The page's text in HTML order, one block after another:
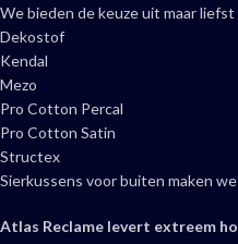
We bieden de keuze uit maar
Dekostof
Kendal
Mezo
Pro Cotton Percal
Pro Cotton Satin
Structex
Sierkussens voor buiten maken we
Atlas Reclame levert extreem